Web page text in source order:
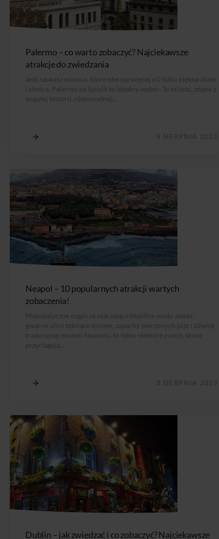
Palermo – co warto zobaczyć? Najciekawsze
atrakcje do zwiedzania
Jeśli szukasz miejsca, które oferuje więcej niż tylko piękne plaże
i słońce, Palermo na Sycylii to idealny wybór. To miasto, znane z
bogatej historii, różnorodnej...
8 SIERPNIA 2023
Neapol – 10 popularnych atrakcji wartych
zobaczenia!
Majestatyczne wzgórza otaczające błękitne wody zatoki,
gwarne ulice tętniące życiem, zapachy pieczonych pizz i dźwięk
tradycyjnej muzyki Neapolu, to tylko niektóre z cech, które
przyciągają...
8 SIERPNIA 2023
Dublin – jak zwiedzać i co zobaczyć? Najciekawsze